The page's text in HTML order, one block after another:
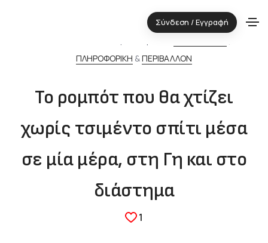
Σύνδεση / Εγγραφή
ΠΛΗΡΟΦΟΡΙΚΗ &ΠΕΡΙΒΑΛΛΟΝ
Το ρομπότ που θα χτίζει
χωρίς τσιμέντο σπίτι μέσα
σε μία μέρα, στη Γη και στο
διάστημα
1